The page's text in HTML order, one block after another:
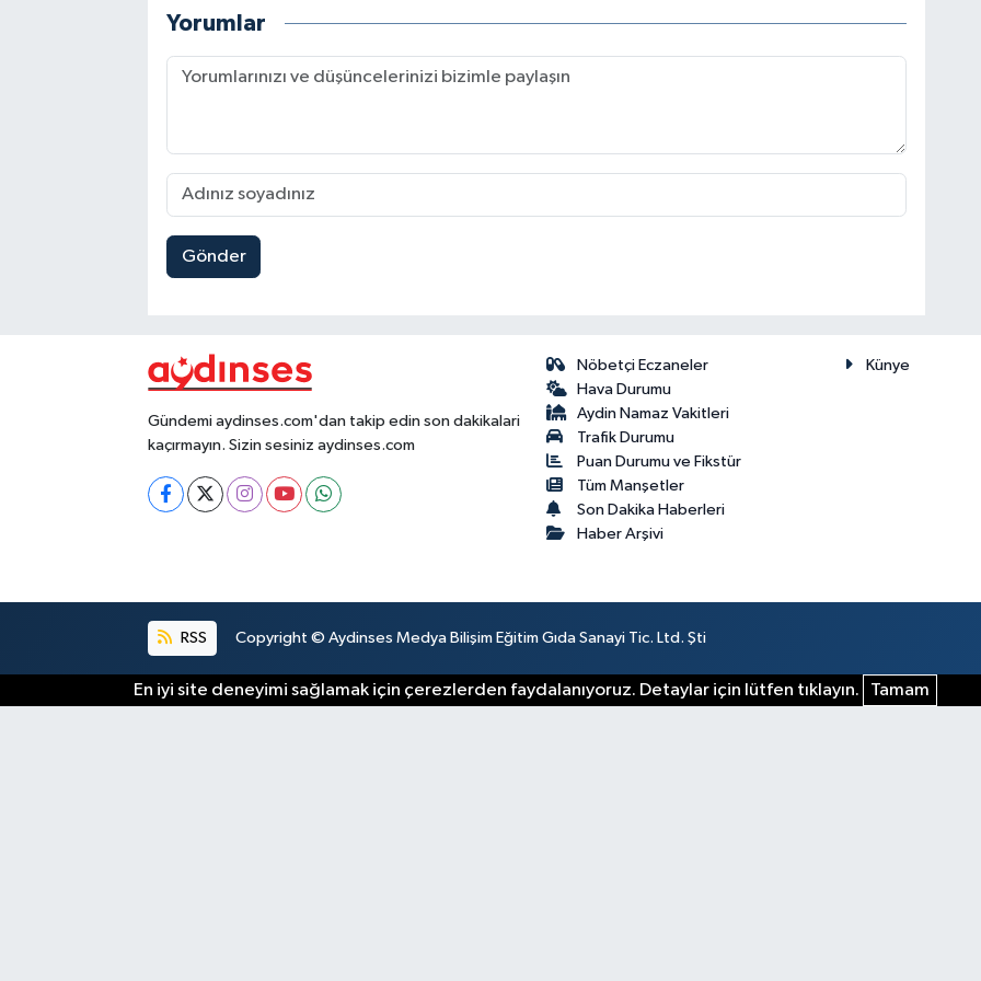
Yorumlar
Gönder
Gündemi aydinses.com'dan takip edin son dakikalari
kaçırmayın. Sizin sesiniz aydinses.com
Nöbetçi Eczaneler
Hava Durumu
Aydin Namaz Vakitleri
Trafik Durumu
Puan Durumu ve Fikstür
Tüm Manşetler
Son Dakika Haberleri
Haber Arşivi
Künye
RSS Copyright © Aydinses Medya Bilişim Eğitim Gıda Sanayi Tic. Ltd. Şti
En iyi site deneyimi sağlamak için çerezlerden faydalanıyoruz. Detaylar için lütfen tıklayın. Tamam